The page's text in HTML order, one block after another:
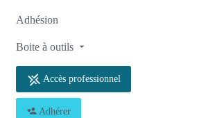
Adhésion
Boite à outils
Accès professionnel
Adhérer